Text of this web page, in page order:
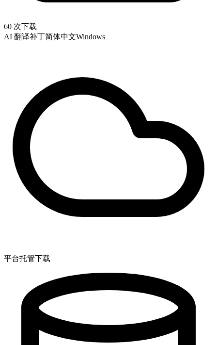
60 次下载
AI 翻译补丁简体中文Windows
平台托管下载